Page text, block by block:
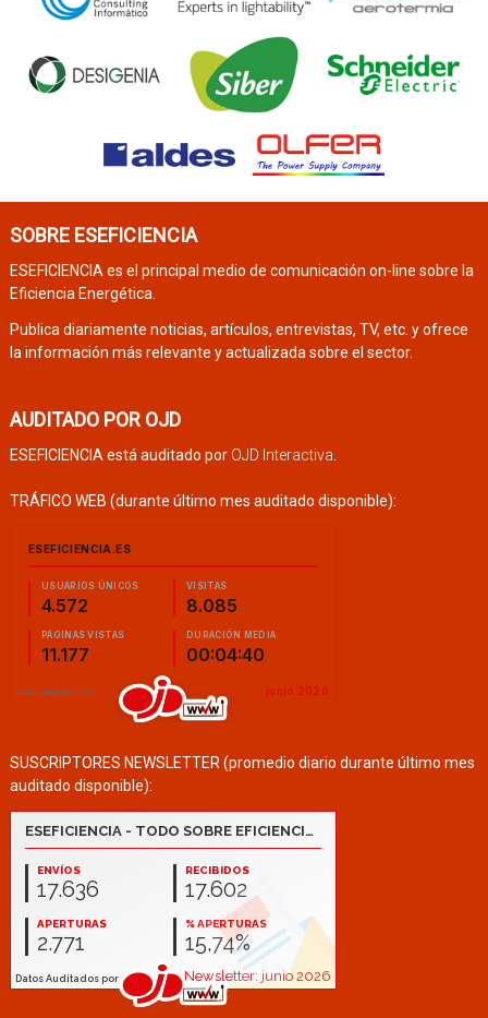
SOBRE ESEFICIENCIA
ESEFICIENCIA es el principal medio de comunicación on-line sobre la
Eficiencia Energética.
Publica diariamente noticias, artículos, entrevistas, TV, etc. y ofrece
la información más relevante y actualizada sobre el sector.
AUDITADO POR OJD
ESEFICIENCIA está auditado por OJD Interactiva
TRÁFICO WEB (durante último mes auditado disponible):
SUSCRIPTORES NEWSLETTER (promedio diario durante último mes
auditado disponible):